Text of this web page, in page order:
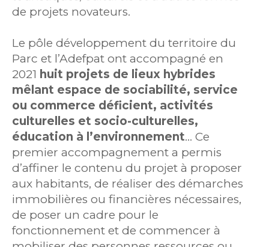
de projets novateurs.
Le pôle développement du territoire du
Parc et l’Adefpat ont accompagné en
2021 huit projets de lieux hybrides
mêlant espace de sociabilité, service
ou commerce déficient, activités
culturelles et socio-culturelles,
éducation à l’environnement… Ce
premier accompagnement a permis
d’affiner le contenu du projet à proposer
aux habitants, de réaliser des démarches
immobilières ou financières nécessaires,
de poser un cadre pour le
fonctionnement et de commencer à